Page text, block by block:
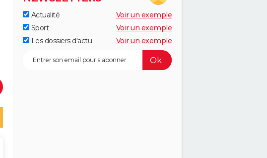
Actualité
Voir un exemple
Sport
Voir un exemple
Les dossiers d'actu
Voir un exemple